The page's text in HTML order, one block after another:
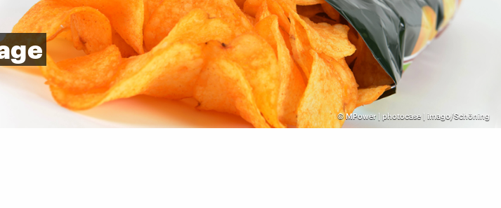
©MPower | photocase | imago/Schöning